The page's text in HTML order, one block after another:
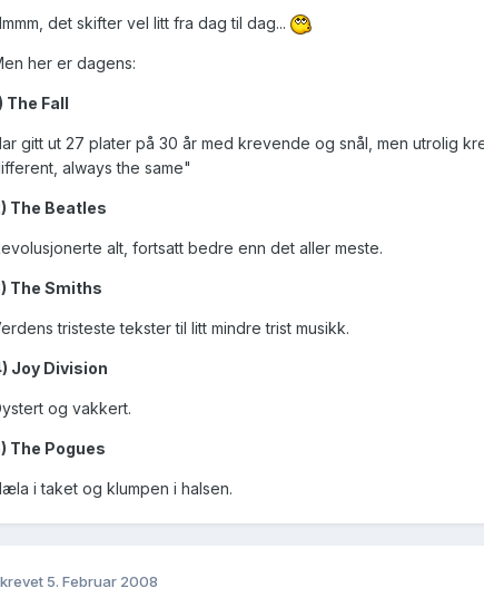
det skifter vel litt fra dag til dag...
her er dagens:
The Fall
gitt ut 27 plater på 30 år med krevende og snål, men utrolig
always the same"
The Beatles
alt, fortsatt bedre enn det aller meste.
The Smiths
tristeste tekster til litt mindre trist musikk.
Joy Division
og vakkert.
The Pogues
i taket og klumpen i halsen.
5. Februar 2008